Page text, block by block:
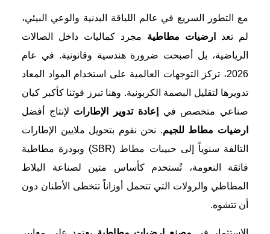
مع التطور السريع في عالم اللياقة البدنية والوعي البيئي،
لم تعد
ارضيات مطاطية مجرد كماليات داخل الصالات
الرياضية، بل أصبحت ضرورة هندسية وقانونية. في عام
2026، تركز التوجهات العالمية على استخدام المواد المعاد
تدويرها لتقليل البصمة الكربونية. وهنا تبرز قوتنا كأكبر كيان
صناعي متخصص في
إعادة تدوير الإطارات لإنتاج أفضل
ارضيات مطاط للجيم. نحن نقوم بتحويل ملايين الإطارات
التالفة سنوياً إلى حبيبات مطاط (SBR) وبودرة مطاطية
فائقة النعومة، تُستخدم كأساس متين لصناعة البلاط
المطاطي والرولات التي تتحمل أوزاناً تتخطى الأطنان دون
أن تتشوه.